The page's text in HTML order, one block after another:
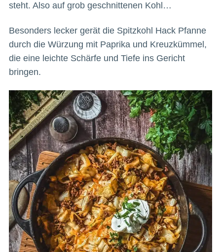
steht. Also auf grob geschnittenen Kohl…
Besonders lecker gerät die Spitzkohl Hack Pfanne
durch die Würzung mit Paprika und Kreuzkümmel,
die eine leichte Schärfe und Tiefe ins Gericht
bringen.